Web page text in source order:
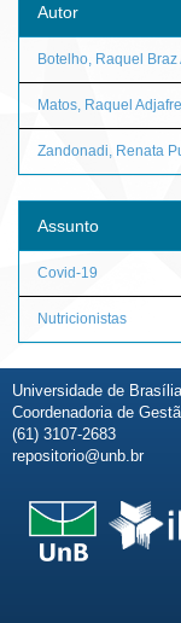
Autor
Botelho, Raquel Braz
Matos, Raquel
Zandonadi, Renata
Assunto
Covid-19
Nutricionistas
Universidade de
Coordenadoria de
(61) 3107-2683
repositorio@unb.br